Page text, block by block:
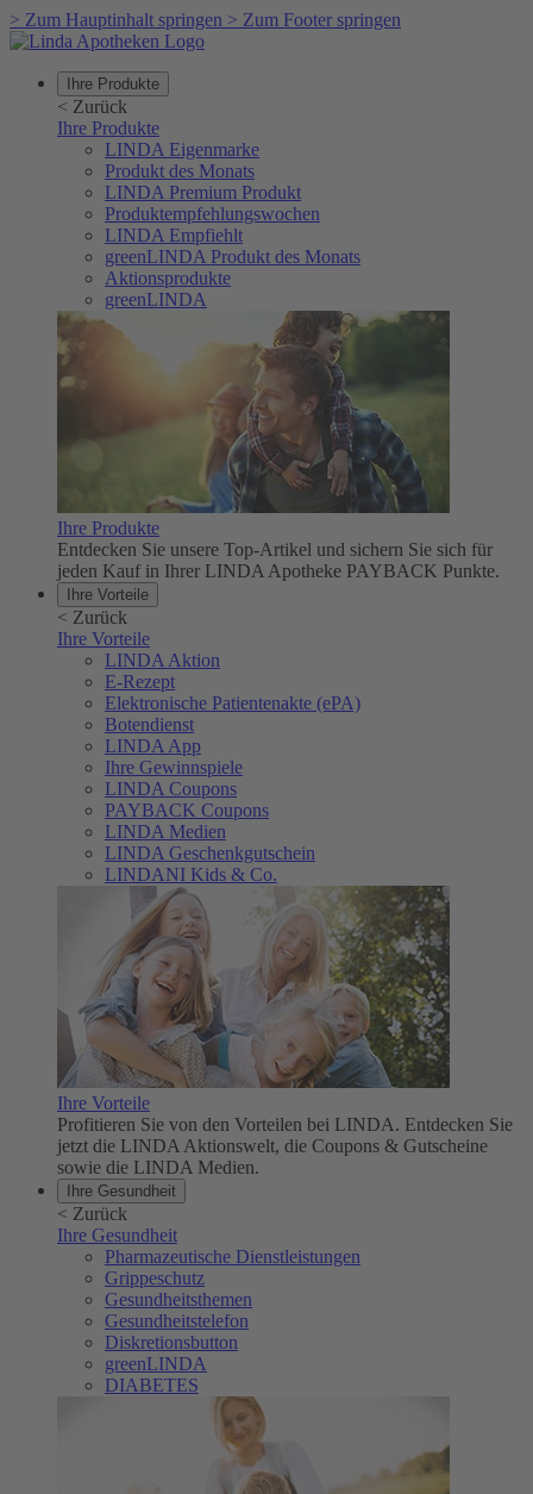
> Zum Hauptinhalt springen > Zum Footer springen
Ihre Produkte
< Zurück
Ihre Produkte
LINDA Eigenmarke
Produkt des Monats
LINDA Premium Produkt
Produktempfehlungswochen
LINDA Empfiehlt
greenLINDA Produkt des Monats
Aktionsprodukte
greenLINDA
Ihre Produkte
Entdecken Sie unsere Top-Artikel und sichern Sie sich für
jeden Kauf in Ihrer LINDA Apotheke PAYBACK Punkte.
Ihre Vorteile
< Zurück
Ihre Vorteile
LINDA Aktion
E-Rezept
Elektronische Patientenakte (ePA)
Botendienst
LINDA App
Ihre Gewinnspiele
LINDA Coupons
PAYBACK Coupons
LINDA Medien
LINDA Geschenkgutschein
LINDANI Kids & Co.
Ihre Vorteile
Profitieren Sie von den Vorteilen bei LINDA. Entdecken Sie
jetzt die LINDA Aktionswelt, die Coupons & Gutscheine
sowie die LINDA Medien.
Ihre Gesundheit
< Zurück
Ihre Gesundheit
Pharmazeutische Dienstleistungen
Grippeschutz
Gesundheitsthemen
Gesundheitstelefon
Diskretionsbutton
greenLINDA
DIABETES